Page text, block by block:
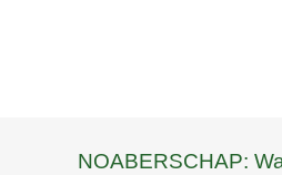
NOABERSCHAP: